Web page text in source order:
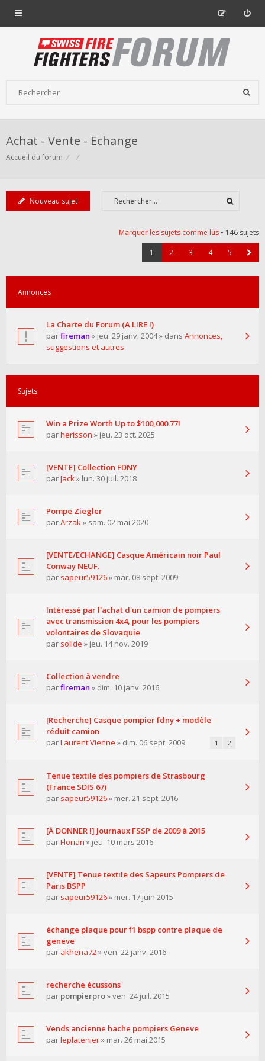
Achat - Vente - Echange
Accueil du forum
Nouveau sujet
Marquer les sujets comme lus • 146 sujets
1 2 3 4 5
Annonces
La Charte du Forum (A LIRE !)
parfireman » jeu. 29 janv. 2004 » dans Annonces,
suggestions et autres
Sujets
Win a Prize Worth Up to $100,000.77!
parherisson » jeu. 23 oct. 2025
[VENTE] Collection FDNY
parJack» lun. 30 juil. 2018
Pompe Ziegler
parArzak» sam. 02 mai 2020
[VENTE/ECHANGE] Casque Américain noir Paul
Conway NEUF.
par sapeur59126» mar. 08 sept. 2009
Intéressé par l'achat d'un camion de pompiers
avec transmission 4x4, pour les pompiers
volontaires de Slovaquie
par solide » jeu. 14 nov. 2019
Collection à vendre
parfireman » dim. 10 janv. 2016
[Recherche] Casque pompier fdny + modèle
réduit camion
parLaurent Vienne » dim. 06 sept. 2009 1 2
Tenue textile des pompiers de Strasbourg
(France SDIS 67)
par sapeur59126» mer. 21 sept. 2016
[À DONNER !] Journaux FSSP de 2009 à 2015
parFlorian » jeu. 10 mars 2016
[VENTE] Tenue textile des Sapeurs Pompiers de
Paris BSPP
par sapeur59126» mer. 17 juin 2015
échange plaque pour f1 bspp contre plaque de
geneve
par akhena72» ven. 22 janv. 2016
recherche écussons
par pompierpro» ven. 24 juil. 2015
Vends ancienne hache pompiers Geneve
parleplatenier» mar. 26 mai 2015